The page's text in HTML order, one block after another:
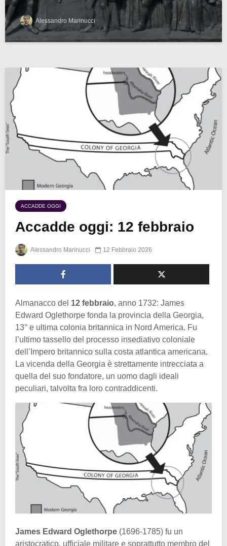
Alessandro Marinucci
ACCADDE OGGI
Accadde oggi: 12 febbraio
Alessandro Marinucci 12 Febbraio 2026
Almanacco del 12 febbraio, anno 1732: James
Edward Oglethorpe fonda la provincia della Georgia,
13° e ultima colonia britannica in Nord America. Fu
l’ultimo tassello del processo insediativo coloniale
dell’Impero britannico sulla costa atlantica americana.
La vicenda della Georgia è strettamente intrecciata a
quella del suo fondatore, un uomo dagli ideali
peculiari, talvolta fra loro contraddicenti.
James Edward Oglethorpe (1696-1785) fu un
aristocratico, ufficiale militare e soprattutto membro del